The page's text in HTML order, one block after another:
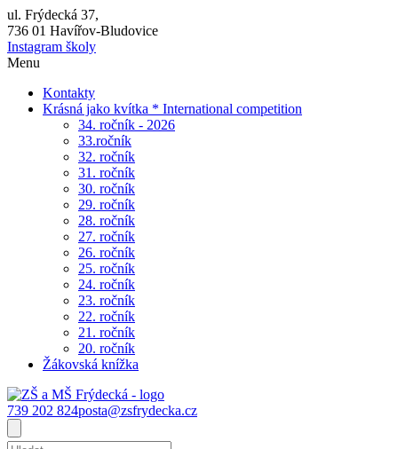
ul. Frýdecká 37,
736 01 Havířov-Bludovice
Instagram školy
Menu
Kontakty
Krásná jako kvítka * International competition
34. ročník - 2026
33.ročník
32. ročník
31. ročník
30. ročník
29. ročník
28. ročník
27. ročník
26. ročník
25. ročník
24. ročník
23. ročník
22. ročník
21. ročník
20. ročník
Žákovská knížka
739 202 824posta@zsfrydecka.cz